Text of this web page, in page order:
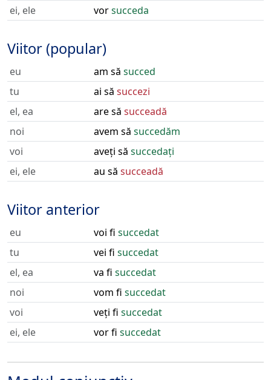
ei, ele
vorsucceda
Viitor (popular)
eu am să succed
tu
ai să succezi
el, ea
are să succeadă
noi
avem să succedăm
voi
aveți să succedați
ei, ele
au să succeadă
Viitor anterior
eu voi fi succedat
tu
vei fi succedat
el, ea
va fi succedat
noi
vom fi succedat
voi
veți fi succedat
ei, ele
vor fi succedat